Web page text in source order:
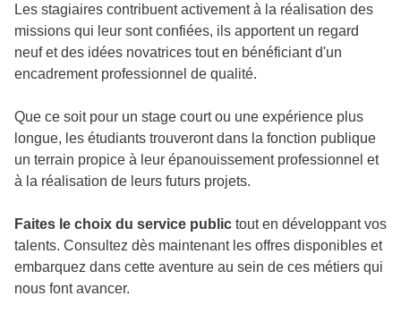
Les stagiaires contribuent activement à la réalisation des
missions qui leur sont confiées, ils apportent un regard
neuf et des idées novatrices tout en bénéficiant d'un
encadrement professionnel de qualité.
Que ce soit pour un stage court ou une expérience plus
longue, les étudiants trouveront dans la fonction publique
un terrain propice à leur épanouissement professionnel et
à la réalisation de leurs futurs projets.
Faites le choix du service public tout en développant vos
talents. Consultez dès maintenant les offres disponibles et
embarquez dans cette aventure au sein de ces métiers qui
nous font avancer.